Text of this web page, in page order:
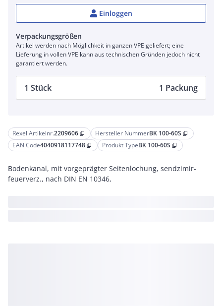
Rexel Artikelnr.2209606 content_copy Hersteller NummerBK 100-60S content_copy
EAN Code4040918117748 content_copy Produkt TypeBK 100-60S content_copy
Bodenkanal, mit vorgeprägter Seitenlochung, sendzimir-
feuerverz., nach DIN EN 10346,
Einloggen
Verpackungsgrößen
Artikel werden nach Möglichkeit in ganzen VPE geliefert; eine
Lieferung in vollen VPE kann aus technischen Gründen jedoch nicht
garantiert werden.
1 Stück 1 Packung